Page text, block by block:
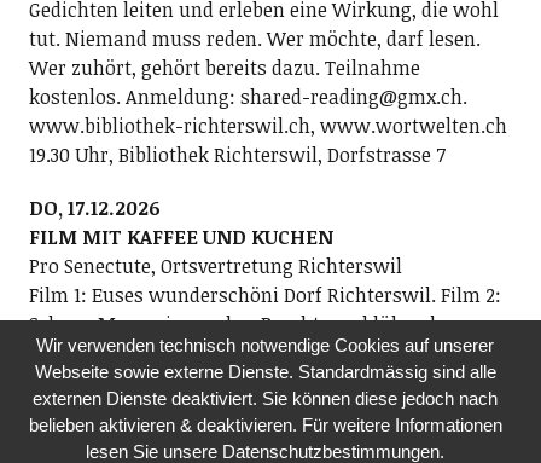
Gedichten leiten und erleben eine Wirkung, die wohl
tut. Niemand muss reden. Wer möchte, darf lesen.
Wer zuhört, gehört bereits dazu. Teilnahme
kostenlos. Anmeldung: shared-reading@gmx.ch.
www.bibliothek-richterswil.ch, www.wortwelten.ch
19.30 Uhr, Bibliothek Richterswil, Dorfstrasse 7
DO, 17.12.2026
FILM MIT KAFFEE UND KUCHEN
Pro Senectute, Ortsvertretung Richterswil
Film 1: Euses wunderschöni Dorf Richterswil. Film 2:
Seleger Moor, eine wahre Pracht von blühenden
Blumen. Beide Filme von Reto Stocker. Kontakt: Fredi
Reist
14.00 Uhr, Aula, Wohnen Plus, Schwyzerstrasse 31,
8805 Richterswil
Wir verwenden technisch notwendige Cookies auf unserer
Webseite sowie externe Dienste. Standardmässig sind alle
externen Dienste deaktiviert. Sie können diese jedoch nach
belieben aktivieren & deaktivieren. Für weitere Informationen
lesen Sie unsere Datenschutzbestimmungen.